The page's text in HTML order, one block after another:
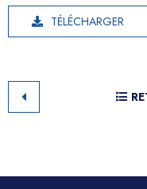
TÉLÉCHARGER